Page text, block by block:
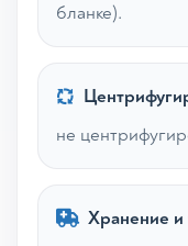
бланке).
не
Хранение и